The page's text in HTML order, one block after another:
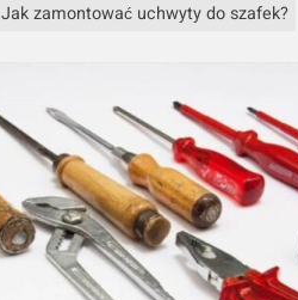
Jak zamontować uchwyty do szafek?